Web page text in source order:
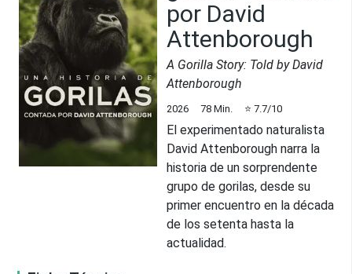
por David
Attenborough
A Gorilla Story: Told by David
Attenborough
2026 78 Min. ⭐ 7.7/10
El experimentado naturalista
David Attenborough narra la
historia de un sorprendente
grupo de gorilas, desde su
primer encuentro en la década
de los setenta hasta la
actualidad.